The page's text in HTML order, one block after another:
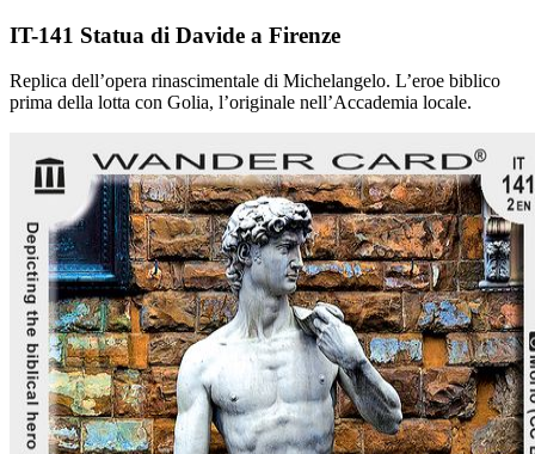
IT-141 Statua di Davide a Firenze
Replica dell’opera rinascimentale di Michelangelo. L’eroe biblico
prima della lotta con Golia, l’originale nell’Accademia locale.